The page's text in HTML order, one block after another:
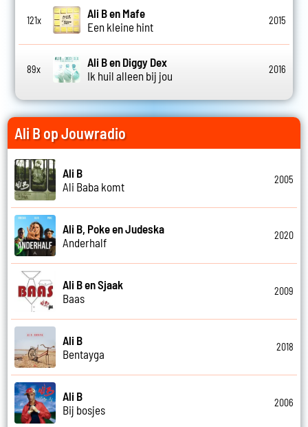
121x
Ali B en Mafe
Een kleine hint
2015
89x
Ali B en Diggy Dex
Ik huil alleen bij jou
2016
Ali B op Jouwradio
Ali B
Ali Baba komt
2005
Ali B, Poke en Judeska
Anderhalf
2020
Ali B en Sjaak
Baas
2009
Ali B
Bentayga
2018
Ali B
Bij bosjes
2006